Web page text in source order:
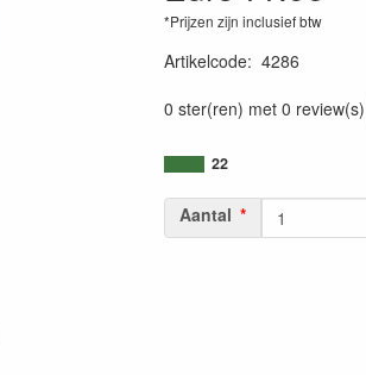
*Prijzen zijn inclusief btw
Artikelcode: 4286
0 ster(ren) met 0 review(s)
22
Aantal